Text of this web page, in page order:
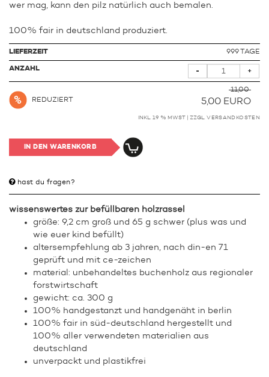
wer mag, kann den pilz natürlich auch bemalen.
100% fair in deutschland produziert.
LIEFERZEIT 999 TAGE
ANZAHL - +
REDUZIERT
11,00
5,00 EURO
INKL. 19 % MWST | ZZGL.VERSANDKOSTEN
IN DEN WARENKORB
hast du fragen?
wissenswertes zur befüllbaren holzrassel
größe: 9,2 cm groß und 65 g schwer (plus was und
wie euer kind befüllt)
altersempfehlung ab 3 jahren, nach din-en 71
geprüft und mit ce-zeichen
material: unbehandeltes buchenholz aus regionaler
forstwirtschaft
gewicht: ca. 300 g
100% handgestanzt und handgenäht in berlin
100% fair in süd-deutschland hergestellt und
100% aller verwendeten materialien aus
deutschland
unverpackt und plastikfrei